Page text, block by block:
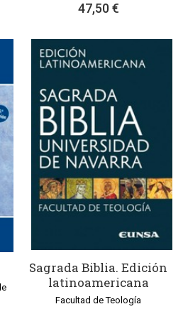
47,50 €
Sagrada Biblia. Edición
latinoamericana
Facultad de Teología